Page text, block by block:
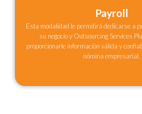
Payroll
Esta modalidad le permitirá dedicarse a
su negocio y Outsourcing Services
proporcionarle información válida y
nómina empresarial.